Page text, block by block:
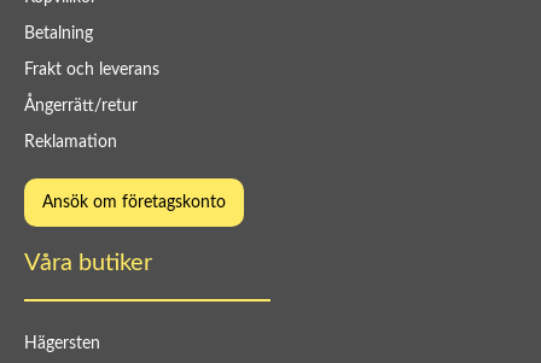
Betalning
Frakt och leverans
Ångerrätt/retur
Reklamation
Ansök om företagskonto
Våra butiker
Hägersten